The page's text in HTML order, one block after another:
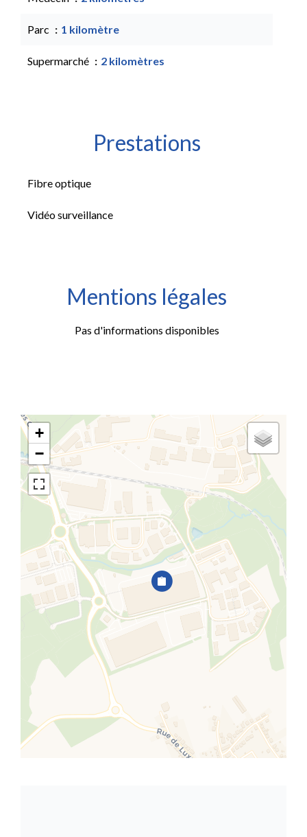
Parc 1 kilomètre
Supermarché 2 kilomètres
Prestations
Fibre optique
Vidéo surveillance
Mentions légales
Pas d'informations disponibles
+
−